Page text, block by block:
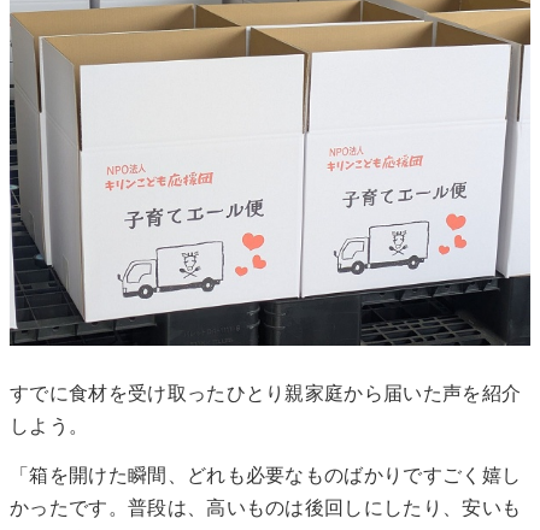
すでに食材を受け取ったひとり親家庭から届いた声を紹介
しよう。
「箱を開けた瞬間、どれも必要なものばかりですごく嬉し
かったです。普段は、高いものは後回しにしたり、安いも